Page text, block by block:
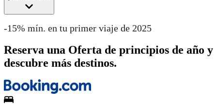
-15% mín. en tu primer viaje de 2025
Reserva una Oferta de principios de año y
descubre más destinos.